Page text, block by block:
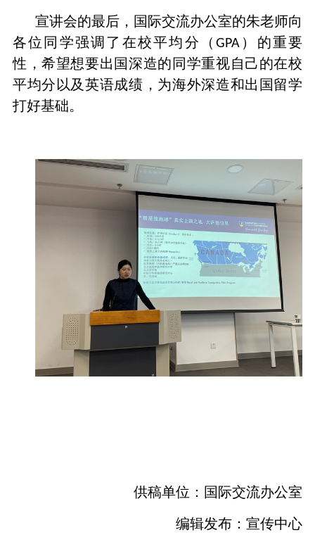
宣讲会的最后，国际交流办公室的朱老师向
各位同学强调了在校平均分（GPA ）的重要
性，希望想要出国深造的同学重视自己的在校
平均分以及英语成绩，为海外深造和出国留学
打好基础。
供稿单位：国际交流办公室
编辑发布：宣传中心